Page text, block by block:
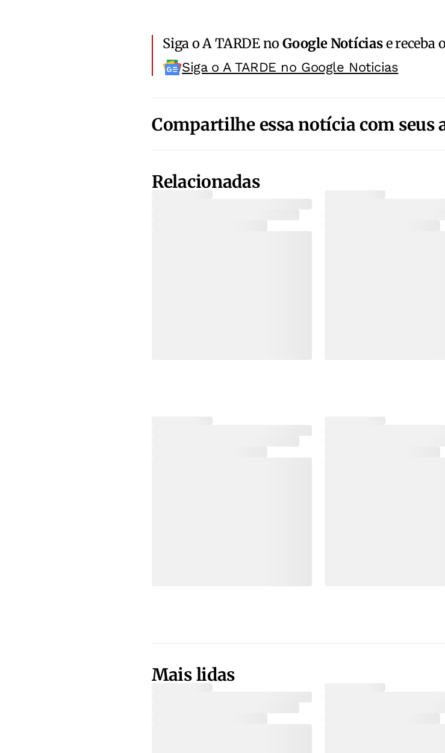
Siga o A TARDE noGoogle Notíciase receba
Siga o A TARDE no Google Noticias
Compartilhe essa notícia com seus
Relacionadas
Mais lidas